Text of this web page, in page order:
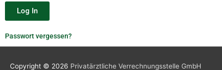
Log In
Passwort vergessen?
Copyright © 2026 Privatärztliche Verrechnungsstelle GmbH